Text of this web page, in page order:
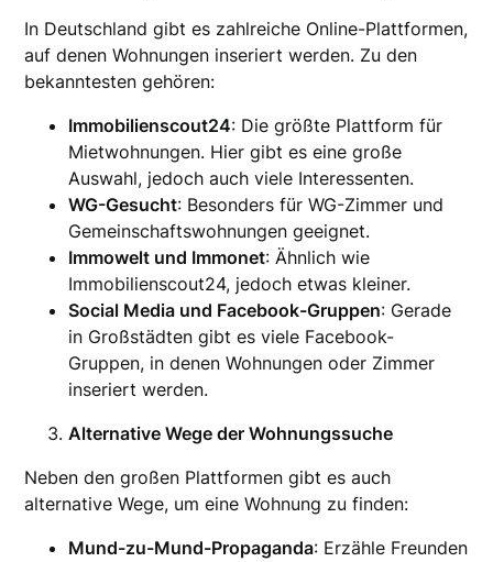
In Deutschland gibt es zahlreiche Online-Plattformen,
auf denen Wohnungen inseriert werden. Zu den
bekanntesten gehören:
Immobilienscout24: Die größte Plattform für
Mietwohnungen. Hier gibt es eine große
Auswahl, jedoch auch viele Interessenten.
WG-Gesucht: Besonders für WG-Zimmer und
Gemeinschaftswohnungen geeignet.
Immowelt und Immonet: Ähnlich wie
Immobilienscout24, jedoch etwas kleiner.
Social Media und Facebook-Gruppen: Gerade
in Großstädten gibt es viele Facebook-
Gruppen, in denen Wohnungen oder Zimmer
inseriert werden.
Alternative Wege der Wohnungssuche
Neben den großen Plattformen gibt es auch
alternative Wege, um eine Wohnung zu finden:
Mund-zu-Mund-Propaganda: Erzähle Freunden